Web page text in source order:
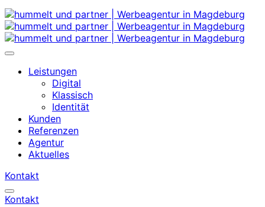
Leistungen
Digital
Klassisch
Identität
Kunden
Referenzen
Agentur
Aktuelles
Kontakt
Kontakt